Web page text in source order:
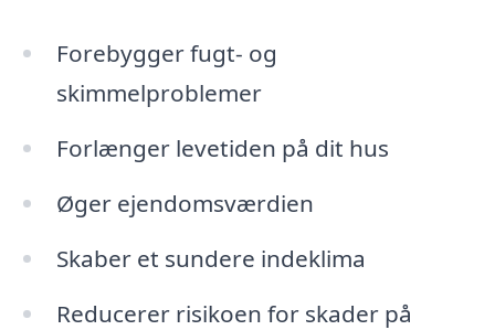
Forebygger fugt- og
skimmelproblemer
Forlænger levetiden på dit hus
Øger ejendomsværdien
Skaber et sundere indeklima
Reducerer risikoen for skader på